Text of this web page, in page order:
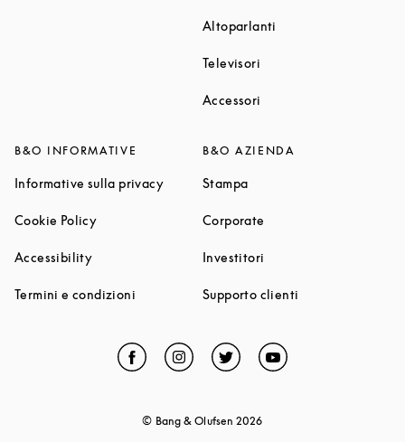
Altoparlanti
Televisori
Accessori
B&O INFORMATIVE
Informative sulla privacyLink Opens in New Tab
Cookie PolicyLink Opens in New Tab
AccessibilityLink Opens in New Tab
Termini e condizioni Link Opens in New Tab
B&O AZIENDA
StampaLink Opens in New Tab
Corporate
Investitori
Supporto clienti
Facebook
Link Opens in New Tab
Instagram
Link Opens in New Tab
TwitterLink Opens in New Tab
YouTubeLink Opens in
© Bang & Olufsen2026